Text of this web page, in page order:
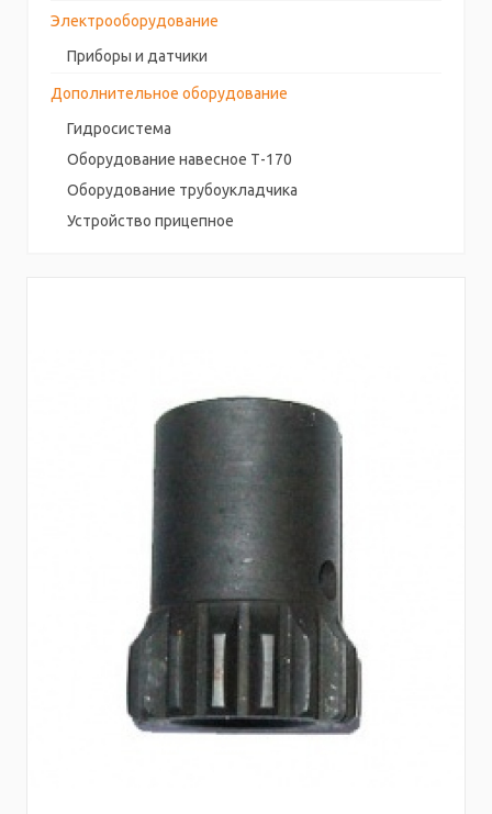
Электрооборудование
Приборы и датчики
Дополнительное оборудование
Гидросистема
Оборудование навесное Т-170
Оборудование трубоукладчика
Устройство прицепное